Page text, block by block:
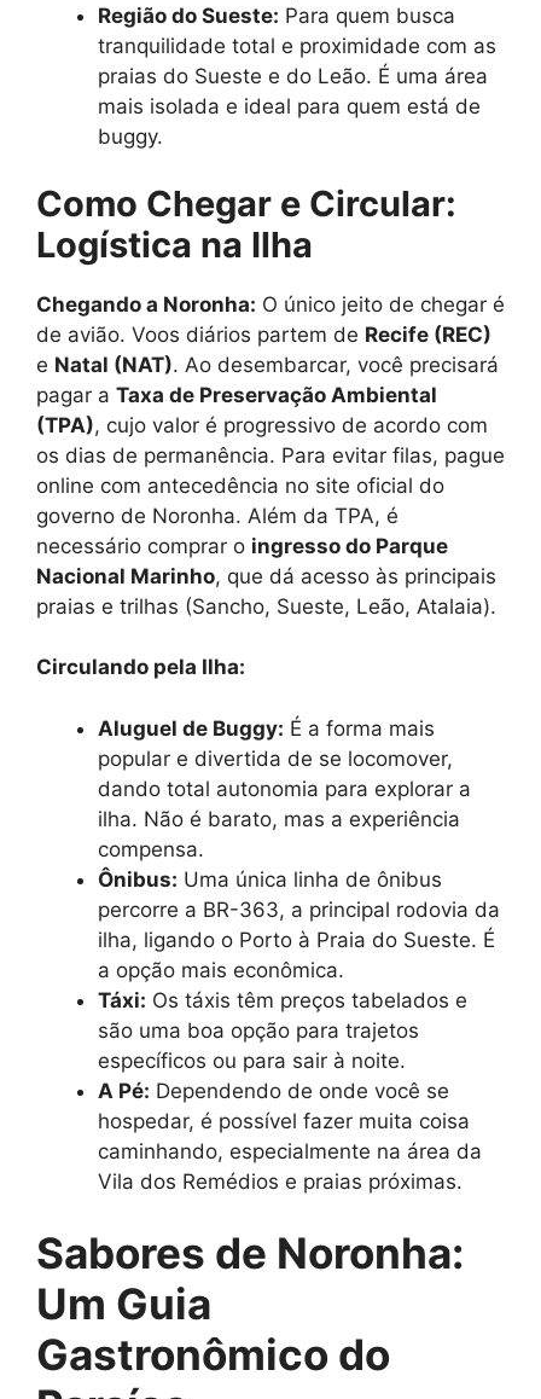
Região do Sueste: Para quem busca
tranquilidade total e proximidade com as
praias do Sueste e do Leão. É uma área
mais isolada e ideal para quem está de
buggy.
Como Chegar e Circular:
Logística na Ilha
Chegando a Noronha: O único jeito de chegar é
de avião. Voos diários partem de Recife (REC)
e Natal (NAT). Ao desembarcar, você precisará
pagar a Taxa de Preservação Ambiental
(TPA), cujo valor é progressivo de acordo com
os dias de permanência. Para evitar filas, pague
online com antecedência no site oficial do
governo de Noronha. Além da TPA, é
necessário comprar o ingresso do Parque
Nacional Marinho, que dá acesso às principais
praias e trilhas (Sancho, Sueste, Leão, Atalaia).
Circulando pela Ilha:
Aluguel de Buggy: É a forma mais
popular e divertida de se locomover,
dando total autonomia para explorar a
ilha. Não é barato, mas a experiência
compensa.
Ônibus: Uma única linha de ônibus
percorre a BR-363, a principal rodovia da
ilha, ligando o Porto à Praia do Sueste. É
a opção mais econômica.
Táxi: Os táxis têm preços tabelados e
são uma boa opção para trajetos
específicos ou para sair à noite.
A Pé: Dependendo de onde você se
hospedar, é possível fazer muita coisa
caminhando, especialmente na área da
Vila dos Remédios e praias próximas.
Sabores de Noronha:
Um Guia
Gastronômico do